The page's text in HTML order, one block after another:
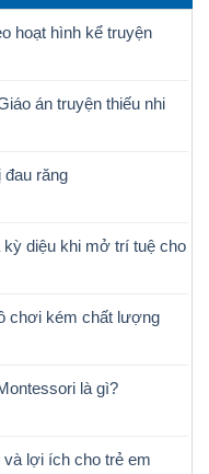
hoạt hình kể truyện
án truyện thiếu nhi
đau răng
diệu khi mở trí tuệ cho
chơi kém chất lượng
là gì?
lợi ích cho trẻ em